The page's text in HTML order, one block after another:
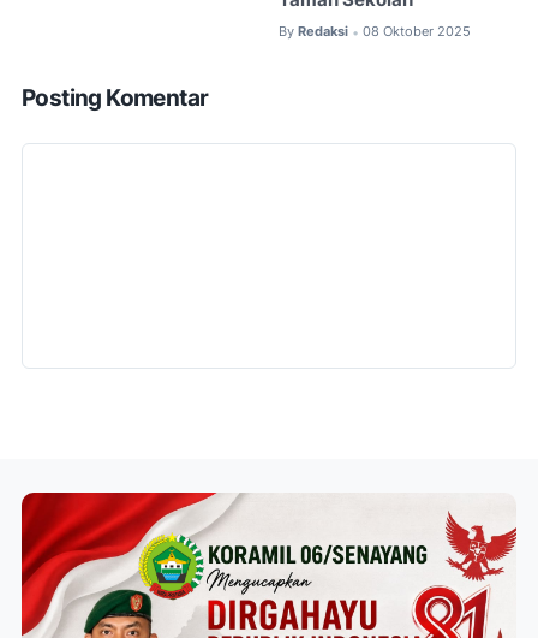
By Redaksi • 08 Oktober 2025
Posting Komentar